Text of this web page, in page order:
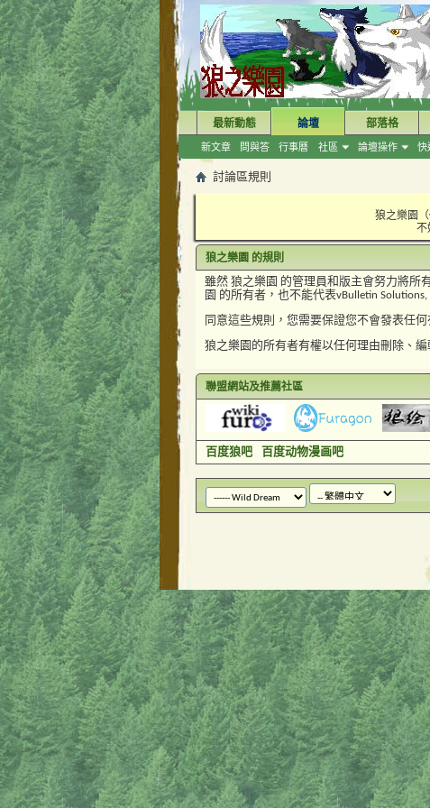
最新動態 論壇
新文章 問與答 行事曆 社區 論壇操作 快
部落格
討論區規則
狼之樂園
不
狼之樂園 的規則
雖然 狼之樂園 的管理員和版主會努力將所
園 的所有者，也不能代表vBulletin Solutions,
同意這些規則，您需要保證您不會發表任
狼之樂園的所有者有權以任何理由刪除、
聯盟網站及推薦社區
百度狼吧 百度动物漫画吧